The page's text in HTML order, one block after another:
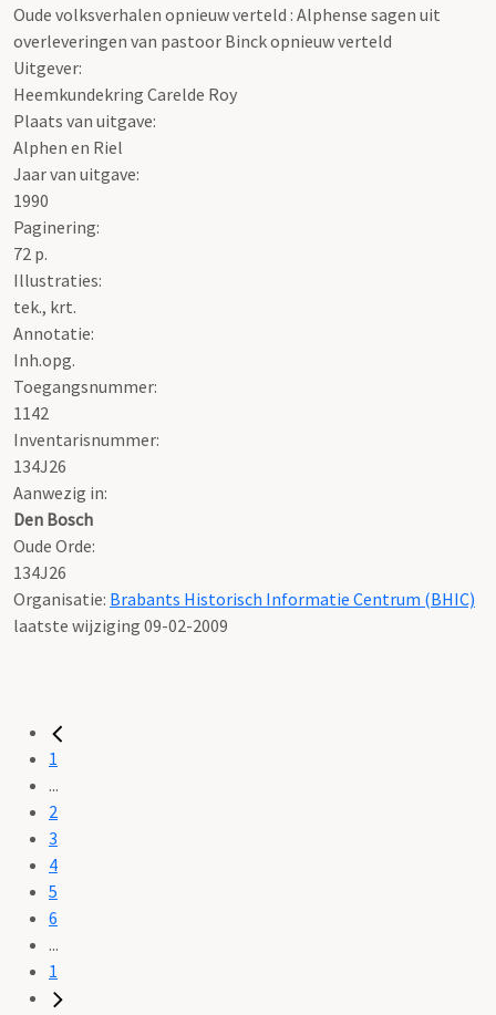
Oude volksverhalen opnieuw verteld : Alphense sagen uit
overleveringen van pastoor Binck opnieuw verteld
Uitgever:
Heemkundekring Carelde Roy
Plaats van uitgave:
Alphen en Riel
Jaar van uitgave:
1990
Paginering:
72 p.
Illustraties:
tek., krt.
Annotatie:
Inh.opg.
Toegangsnummer:
1142
Inventarisnummer:
134J26
Aanwezig in:
Den Bosch
Oude Orde:
134J26
Organisatie: Brabants Historisch Informatie Centrum (BHIC)
laatste wijziging 09-02-2009
1
...
2
3
4
5
6
...
1